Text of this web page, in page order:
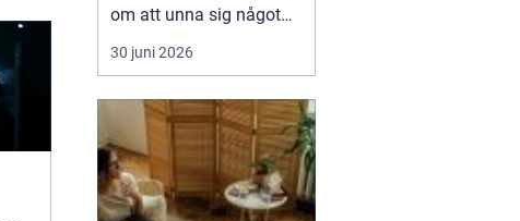
om att unna sig något
skönt. Allt fler i
Sollentuna söker
värk, sömnproblem och
långvarig trötthet. Rätt
typ av massage kan
hjälpa både kroppen och
30 juni 2026